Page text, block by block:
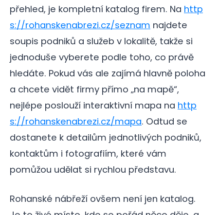
přehled, je kompletní katalog firem. Na http
s://rohanskenabrezi.cz/seznam najdete
soupis podniků a služeb v lokalitě, takže si
jednoduše vyberete podle toho, co právě
hledáte. Pokud vás ale zajímá hlavně poloha
a chcete vidět firmy přímo „na mapě“,
nejlépe poslouží interaktivní mapa na http
s://rohanskenabrezi.cz/mapa. Odtud se
dostanete k detailům jednotlivých podniků,
kontaktům i fotografiím, které vám
pomůžou udělat si rychlou představu.
Rohanské nábřeží ovšem není jen katalog.